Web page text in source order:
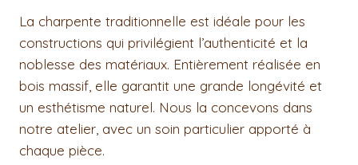
La charpente traditionnelle est idéale pour les
constructions qui privilégient l’authenticité et la
noblesse des matériaux. Entièrement réalisée en
bois massif, elle garantit une grande longévité et
un esthétisme naturel. Nous la concevons dans
notre atelier, avec un soin particulier apporté à
chaque pièce.